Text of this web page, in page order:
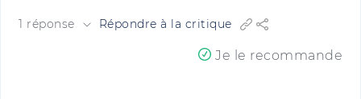
1 réponse Répondre à la critique
Je le recommande